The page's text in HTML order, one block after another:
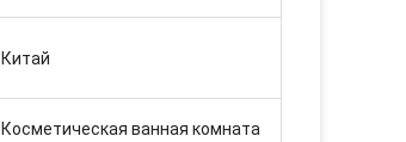
Китай
Косметическая ванная комната